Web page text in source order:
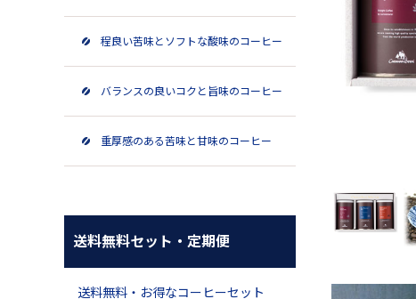
程良い苦味とソフトな酸味のコーヒー
バランスの良いコクと旨味のコーヒー
重厚感のある苦味と甘味のコーヒー
送料無料セット・定期便
送料無料・お得なコーヒーセット